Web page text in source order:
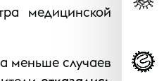
медицинской
меньше случаев